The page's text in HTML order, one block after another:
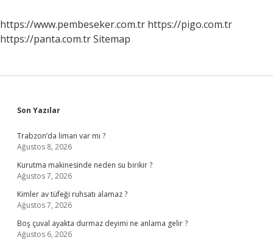
https://www.pembeseker.com.tr https://pigo.com.tr
https://panta.com.trSitemap
Sidebar
Son Yazılar
Trabzon’da liman var mı ?
Ağustos 8, 2026
Kurutma makinesinde neden su birikir ?
Ağustos 7, 2026
Kimler av tüfeği ruhsatı alamaz ?
Ağustos 7, 2026
Boş çuval ayakta durmaz deyimi ne anlama gelir ?
Ağustos 6, 2026